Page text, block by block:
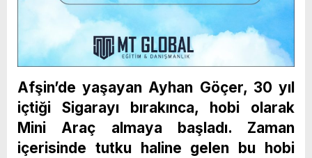
Afşin’de yaşayan Ayhan Göçer, 30 yıl
içtiği Sigarayı bırakınca, hobi olarak
Mini Araç almaya başladı. Zaman
içerisinde tutku haline gelen bu hobi